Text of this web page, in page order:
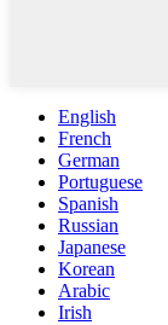
English
French
German
Portuguese
Spanish
Russian
Japanese
Korean
Arabic
Irish